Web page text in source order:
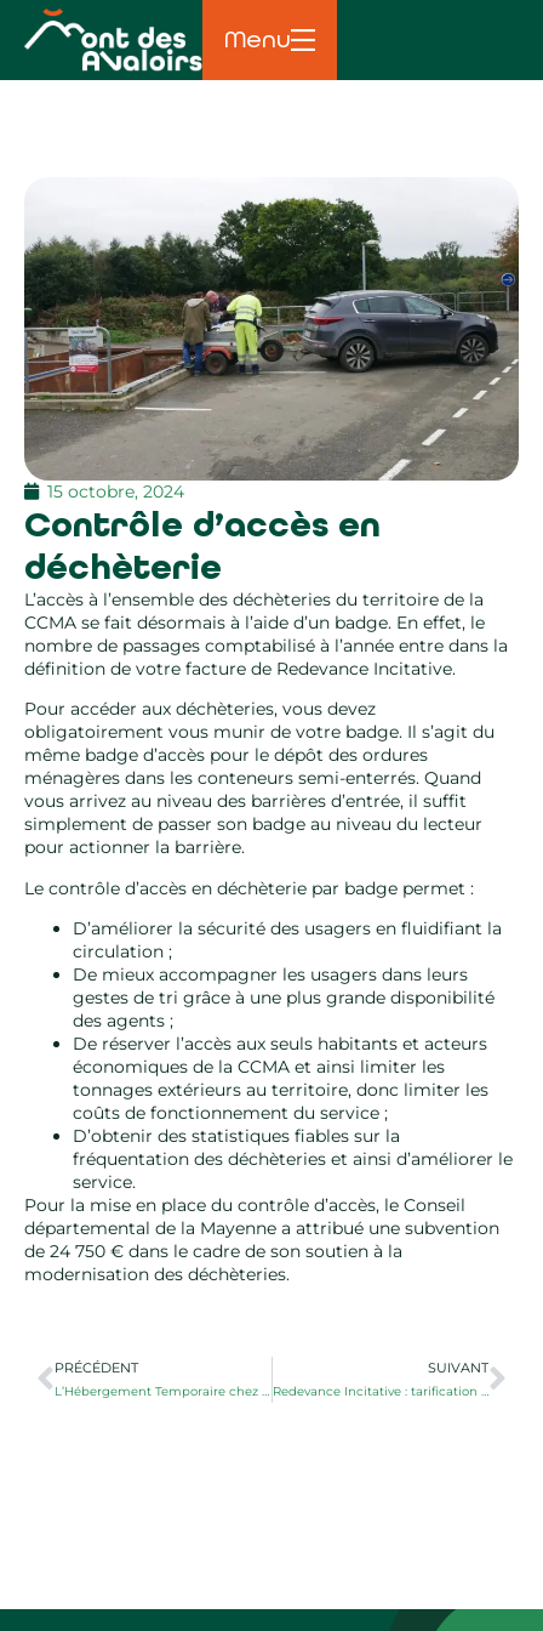
Menu
15 octobre, 2024
Contrôle d’accès en
déchèterie
L’accès à l’ensemble des déchèteries du territoire de la
CCMA se fait désormais à l’aide d’un badge. En effet, le
nombre de passages comptabilisé à l’année entre dans la
définition de votre facture de Redevance Incitative.
Pour accéder aux déchèteries, vous devez
obligatoirement vous munir de votre badge. Il s’agit du
même badge d’accès pour le dépôt des ordures
ménagères dans les conteneurs semi-enterrés. Quand
vous arrivez au niveau des barrières d’entrée, il suffit
simplement de passer son badge au niveau du lecteur
pour actionner la barrière.
Le contrôle d’accès en déchèterie par badge permet :
D’améliorer la sécurité des usagers en fluidifiant la
circulation ;
De mieux accompagner les usagers dans leurs
gestes de tri grâce à une plus grande disponibilité
des agents ;
De réserver l’accès aux seuls habitants et acteurs
économiques de la CCMA et ainsi limiter les
tonnages extérieurs au territoire, donc limiter les
coûts de fonctionnement du service ;
D’obtenir des statistiques fiables sur la
fréquentation des déchèteries et ainsi d’améliorer le
service.
Pour la mise en place du contrôle d’accès, le Conseil
départemental de la Mayenne a attribué une subvention
de 24 750 € dans le cadre de son soutien à la
modernisation des déchèteries.
PRÉCÉDENT SUIVANT